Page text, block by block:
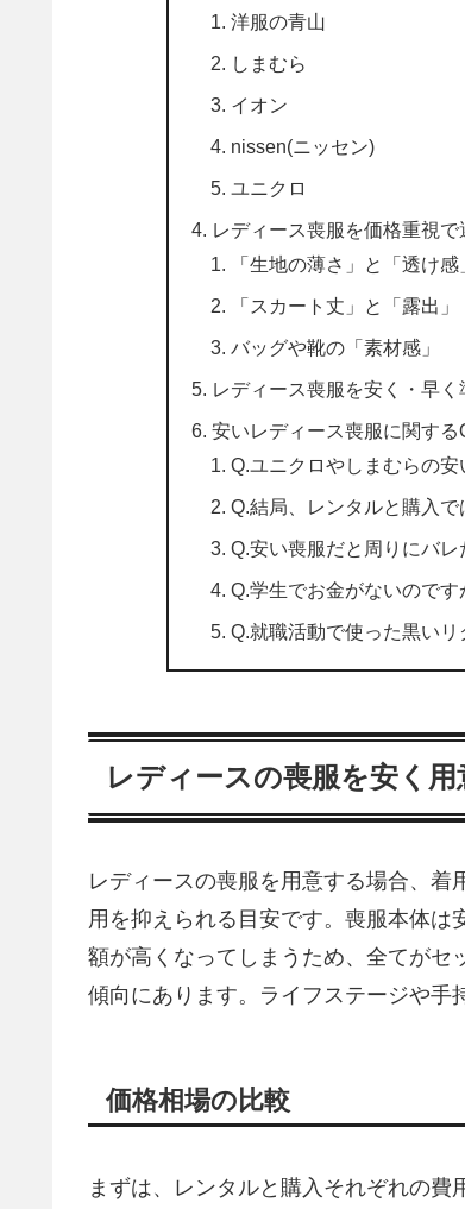
洋服の青山
しまむら
イオン
nissen(ニッセン)
ユニクロ
レディース喪服を価格重視
「生地の薄さ」と「透け感
「スカート丈」と「露出」
バッグや靴の「素材感」
レディース喪服を安く・早く
安いレディース喪服に関する
Q.ユニクロやしまむらの
Q.結局、レンタルと購入
Q.安い喪服だと周りにバレ
Q.学生でお金がないので
Q.就職活動で使った黒い
レディースの喪服を安く
レディースの喪服を用意する場合、
用を抑えられる目安です。喪服本体
額が高くなってしまうため、全てがセ
傾向にあります。ライフステージや手
価格相場の比較
まずは、レンタルと購入それぞれの